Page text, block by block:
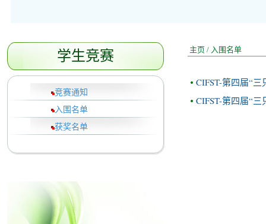
学生竞赛
竞赛通知
入围名单
获奖名单
主页 / 入围名单
CIFST-第四届“
CIFST-第四届“